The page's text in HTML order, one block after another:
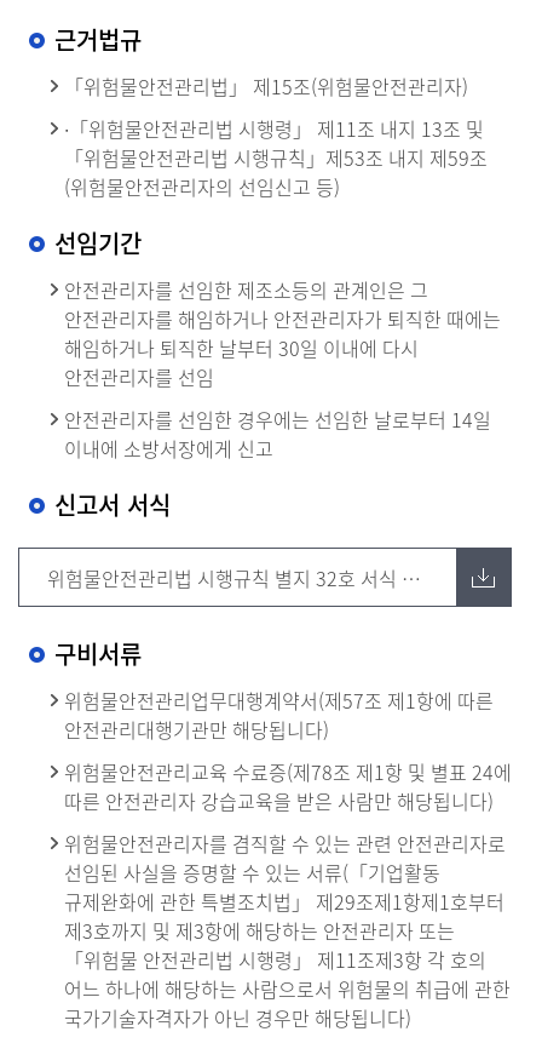
근거법규
「위험물안전관리법」 제15조(위험물안전관리자)
∙「위험물안전관리법 시행령」 제11조 내지 13조 및
「위험물안전관리법 시행규칙」제53조 내지 제59조
(위험물안전관리자의 선임신고 등)
선임기간
안전관리자를 선임한 제조소등의 관계인은 그
안전관리자를 해임하거나 안전관리자가 퇴직한 때에는
해임하거나 퇴직한 날부터 30일 이내에 다시
안전관리자를 선임
안전관리자를 선임한 경우에는 선임한 날로부터 14일
이내에 소방서장에게 신고
신고서 서식
위험물안전관리법 시행규칙 별지 32호 서식 다운로드
구비서류
위험물안전관리업무대행계약서(제57조 제1항에 따른
안전관리대행기관만 해당됩니다)
위험물안전관리교육 수료증(제78조 제1항 및 별표 24에
따른 안전관리자 강습교육을 받은 사람만 해당됩니다)
위험물안전관리자를 겸직할 수 있는 관련 안전관리자로
선임된 사실을 증명할 수 있는 서류(「기업활동
규제완화에 관한 특별조치법」 제29조제1항제1호부터
제3호까지 및 제3항에 해당하는 안전관리자 또는
「위험물 안전관리법 시행령」 제11조제3항 각 호의
어느 하나에 해당하는 사람으로서 위험물의 취급에 관한
국가기술자격자가 아닌 경우만 해당됩니다)